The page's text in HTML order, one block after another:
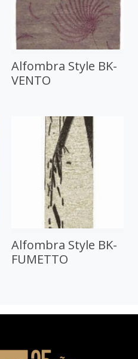
Alfombra Style BK-
VENTO
Alfombra Style BK-
FUMETTO